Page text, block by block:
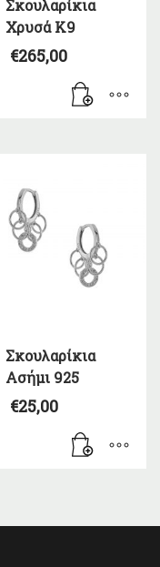
Σκουλαρίκια
Χρυσά Κ9
€265,00
Σκουλαρίκια
Ασήμι 925
€25,00